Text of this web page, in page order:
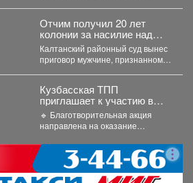
Отчим получил 20 лет
колонии за насилие над
13‑летней падчерицей в
Кузбассе
Калтанский районный суд вынес
приговор мужчине, признанному
неприкосновенности малолетней
девочки....
Кузбасская ТПП
приглашает к участию в
акции «Помоги собраться в
школу»
🔹 Благотворительная акция
направлена на оказание
новому учебному году
первоклассников...